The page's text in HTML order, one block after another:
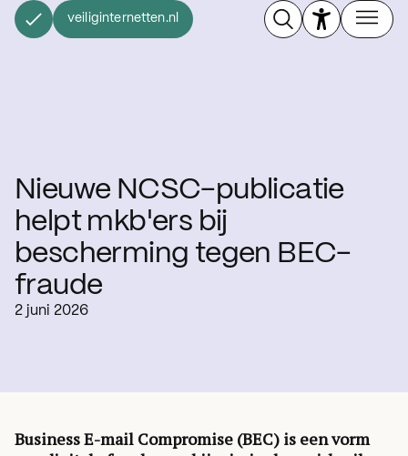
veiliginternetten.nl
Nieuwe NCSC-publicatie
helpt mkb'ers bij
bescherming tegen BEC-
fraude
2 juni 2026
Business E-mail Compromise (BEC) is een vorm